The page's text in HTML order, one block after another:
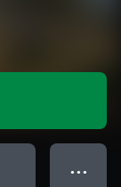
● ● ●